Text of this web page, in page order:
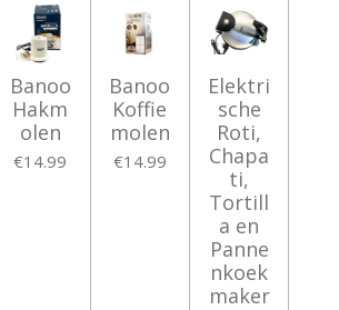
Banoo
Hakm
olen
€14.99
Banoo
Koffie
molen
€14.99
Elektri
sche
Roti,
Chapa
ti,
Tortill
a en
Panne
nkoek
maker